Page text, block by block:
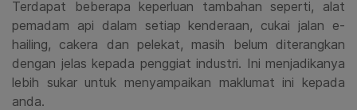
Terdapat beberapa keperluan tambahan seperti, alat
pemadam api dalam setiap kenderaan, cukai jalan e-
hailing, cakera dan pelekat, masih belum diterangkan
dengan jelas kepada penggiat industri. Ini menjadikanya
lebih sukar untuk menyampaikan maklumat ini kepada
anda.